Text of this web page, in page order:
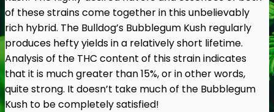
of these strains come together in this unbelievably
rich hybrid. The Bulldog’s Bubblegum Kush regularly
produces hefty yields in a relatively short lifetime.
Analysis of the THC content of this strain indicates
that it is much greater than 15%, or in other words,
quite strong. It doesn’t take much of the Bubblegum
Kush to be completely satisfied!